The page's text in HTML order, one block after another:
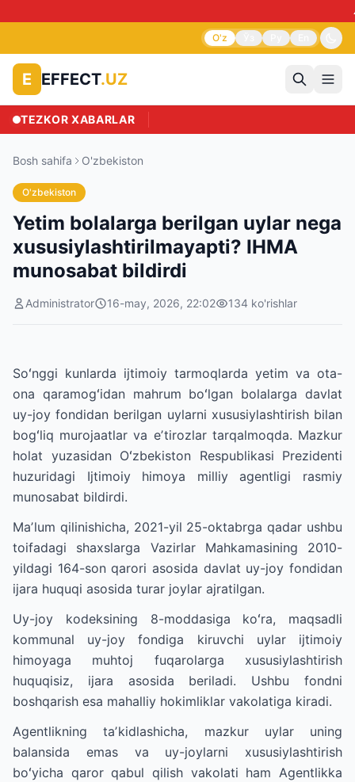
O'z
E EFFECT.UZ
TEZKOR XABARLAR
Bosh sahifa O'zbekiston
O'zbekiston
Yetim bolalarga berilgan uylar nega
xususiylashtirilmayapti? IHMA
munosabat bildirdi
Administrator 16-may, 2026, 22:02 134 ko'rishlar
Soʻnggi kunlarda ijtimoiy tarmoqlarda yetim va ota-
ona qaramogʻidan mahrum boʻlgan bolalarga davlat
uy-joy fondidan berilgan uylarni xususiylashtirish bilan
bogʻliq murojaatlar va eʼtirozlar tarqalmoqda. Mazkur
holat yuzasidan Oʻzbekiston Respublikasi Prezidenti
huzuridagi Ijtimoiy himoya milliy agentligi rasmiy
munosabat bildirdi.
Maʼlum qilinishicha, 2021-yil 25-oktabrga qadar ushbu
toifadagi shaxslarga Vazirlar Mahkamasining 2010-
yildagi 164-son qarori asosida davlat uy-joy fondidan
ijara huquqi asosida turar joylar ajratilgan.
Uy-joy kodeksining 8-moddasiga koʻra, maqsadli
kommunal uy-joy fondiga kiruvchi uylar ijtimoiy
himoyaga muhtoj fuqarolarga xususiylashtirish
huquqisiz, ijara asosida beriladi. Ushbu fondni
boshqarish esa mahalliy hokimliklar vakolatiga kiradi.
Agentlikning taʼkidlashicha, mazkur uylar uning
balansida emas va uy-joylarni xususiylashtirish
boʻyicha qaror qabul qilish vakolati ham Agentlikka